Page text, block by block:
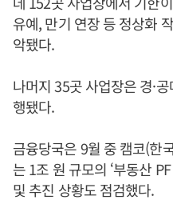
유예, 만기 연장 등 정상화
악됐다.
나머지 35곳 사업장은 경·
행됐다.
금융당국은 9월 중 캠코(한
는 1조 원 규모의 ‘부동산
및 추진 상황도 점검했다.